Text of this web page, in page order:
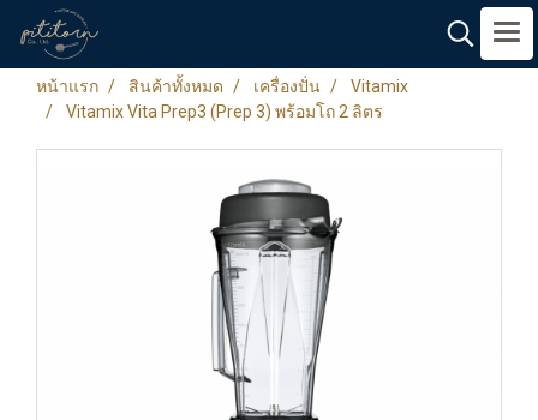
หน้าแรก สินค้าทั้งหมด เครื่องปั่น
Vitamix
Vitamix Vita Prep3 (Prep 3) พร้อมโถ 2 ลิตร